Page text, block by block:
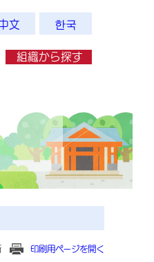
文 한국
組織から探す
印刷用ページを開く